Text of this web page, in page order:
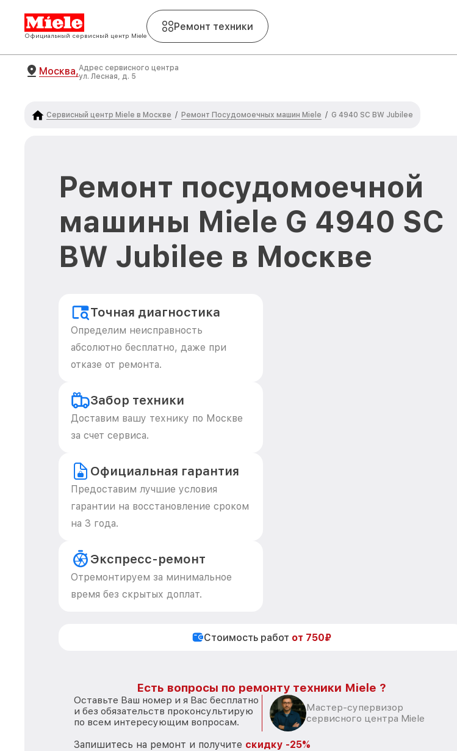
Официальный сервисный центр Miele
Ремонт техники
Москва,Адрес сервисного центра
ул. Лесная, д. 5
Сервисный центр Miele в Москве / Ремонт Посудомоечных машин Miele / G 4940 SC BW Jubilee
Ремонт посудомоечной
машины Miele G 4940 SC
BW Jubilee в Москве
Точная диагностика
Определим неисправность
абсолютно бесплатно, даже при
отказе от ремонта.
Забор техники
Доставим вашу технику по Москве
за счет сервиса.
Официальная гарантия
Предоставим лучшие условия
гарантии на восстановление сроком
на 3 года.
Экспресс-ремонт
Отремонтируем за минимальное
время без скрытых доплат.
Стоимость работ от 750₽
Есть вопросы по ремонту техники Miele ?
Оставьте Ваш номер и я Вас бесплатно
и без обязательств проконсультирую
по всем интересующим вопросам.
Мастер-супервизор
сервисного центра Miele
Запишитесь на ремонт и получите скидку -25%